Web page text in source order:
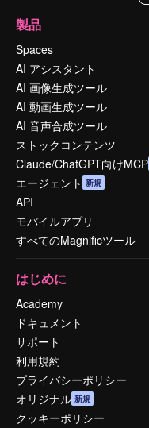
製品
Spaces
AI アシスタント
AI 画像生成ツール
AI 動画生成ツール
AI 音声合成ツール
ストックコンテンツ
Claude/ChatGPT向けMCP
エージェント 新規
API
モバイルアプリ
すべてのMagnificツール
はじめに
Academy
ドキュメント
サポート
利用規約
プライバシーポリシー
オリジナル 新規
クッキーポリシー